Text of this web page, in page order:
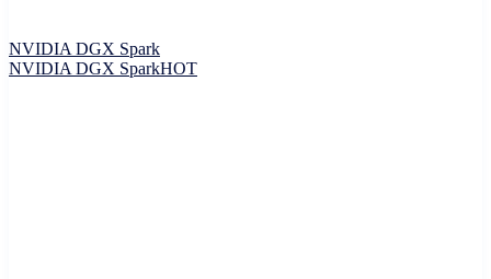
NVIDIA DGX Spark
NVIDIA DGX SparkHOT